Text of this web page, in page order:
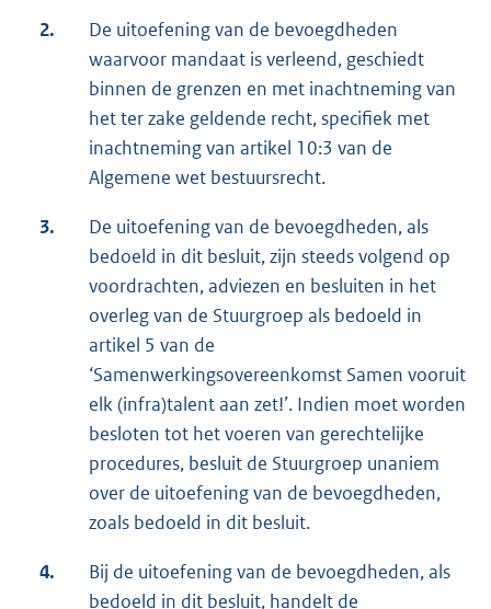
2.
De uitoefening van de bevoegdheden
waarvoor mandaat is verleend, geschiedt
binnen de grenzen en met inachtneming van
het ter zake geldende recht, specifiek met
inachtneming van artikel 10:3 van de
Algemene wet bestuursrecht.
3.
De uitoefening van de bevoegdheden, als
bedoeld in dit besluit, zijn steeds volgend op
voordrachten, adviezen en besluiten in het
overleg van de Stuurgroep als bedoeld in
artikel 5 van de
‘Samenwerkingsovereenkomst Samen vooruit
elk (infra)talent aan zet!’. Indien moet worden
besloten tot het voeren van gerechtelijke
procedures, besluit de Stuurgroep unaniem
over de uitoefening van de bevoegdheden,
zoals bedoeld in dit besluit.
4.
Bij de uitoefening van de bevoegdheden, als
bedoeld in dit besluit, handelt de